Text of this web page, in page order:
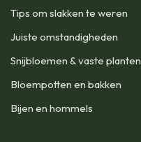
Tips om slakken te weren
Juiste omstandigheden
Snijbloemen & vaste planten
Bloempotten en bakken
Bijen en hommels